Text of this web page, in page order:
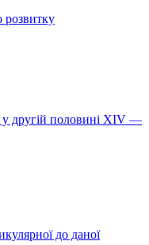
розвитку
у другій половині XIV —
до даної